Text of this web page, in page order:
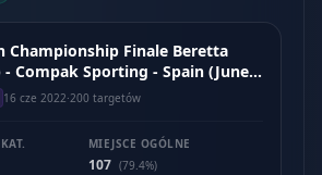
Championship Finale Beretta
- Compak Sporting - Spain (June
16 cze 2022·200 targetów
MIEJSCE OGÓLNE
107 (79.4%)